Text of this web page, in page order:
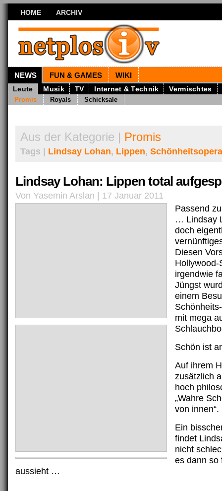
HOME ARCHIV
NEWS FUN & GAMES WIKI
Leute Musik TV Internet & Technik Vermischtes
Promis Royals Schicksale
Aus der Kategorie | Promis
Tags | Lindsay Lohan, Lippen,
Lindsay Lohan: Lippen total
Von Yasemin Arslan | 17 Januar 2011
Passend
… Lindsay
doch
Diesen
Hollywood-
irgendwie
Jüngst
einem
mit mega
Schön ist
Auf ihrem
zusätzlich
hoch
„Wahre
von innen“.
Ein
findet
nicht
es dann so
aussieht …